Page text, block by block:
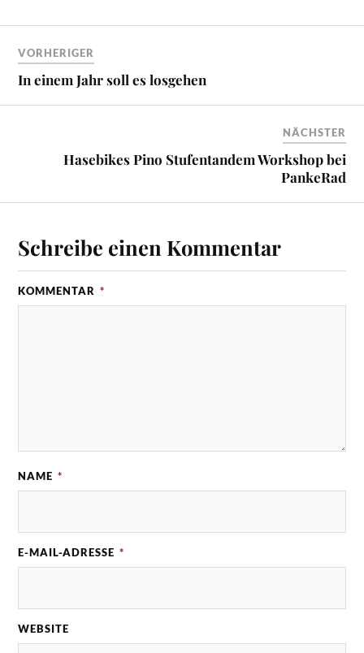
VORHERIGER
In einem Jahr soll es losgehen
NÄCHSTER
Hasebikes Pino Stufentandem Workshop bei
PankeRad
Schreibe einen Kommentar
KOMMENTAR *
NAME *
E-MAIL-ADRESSE *
WEBSITE